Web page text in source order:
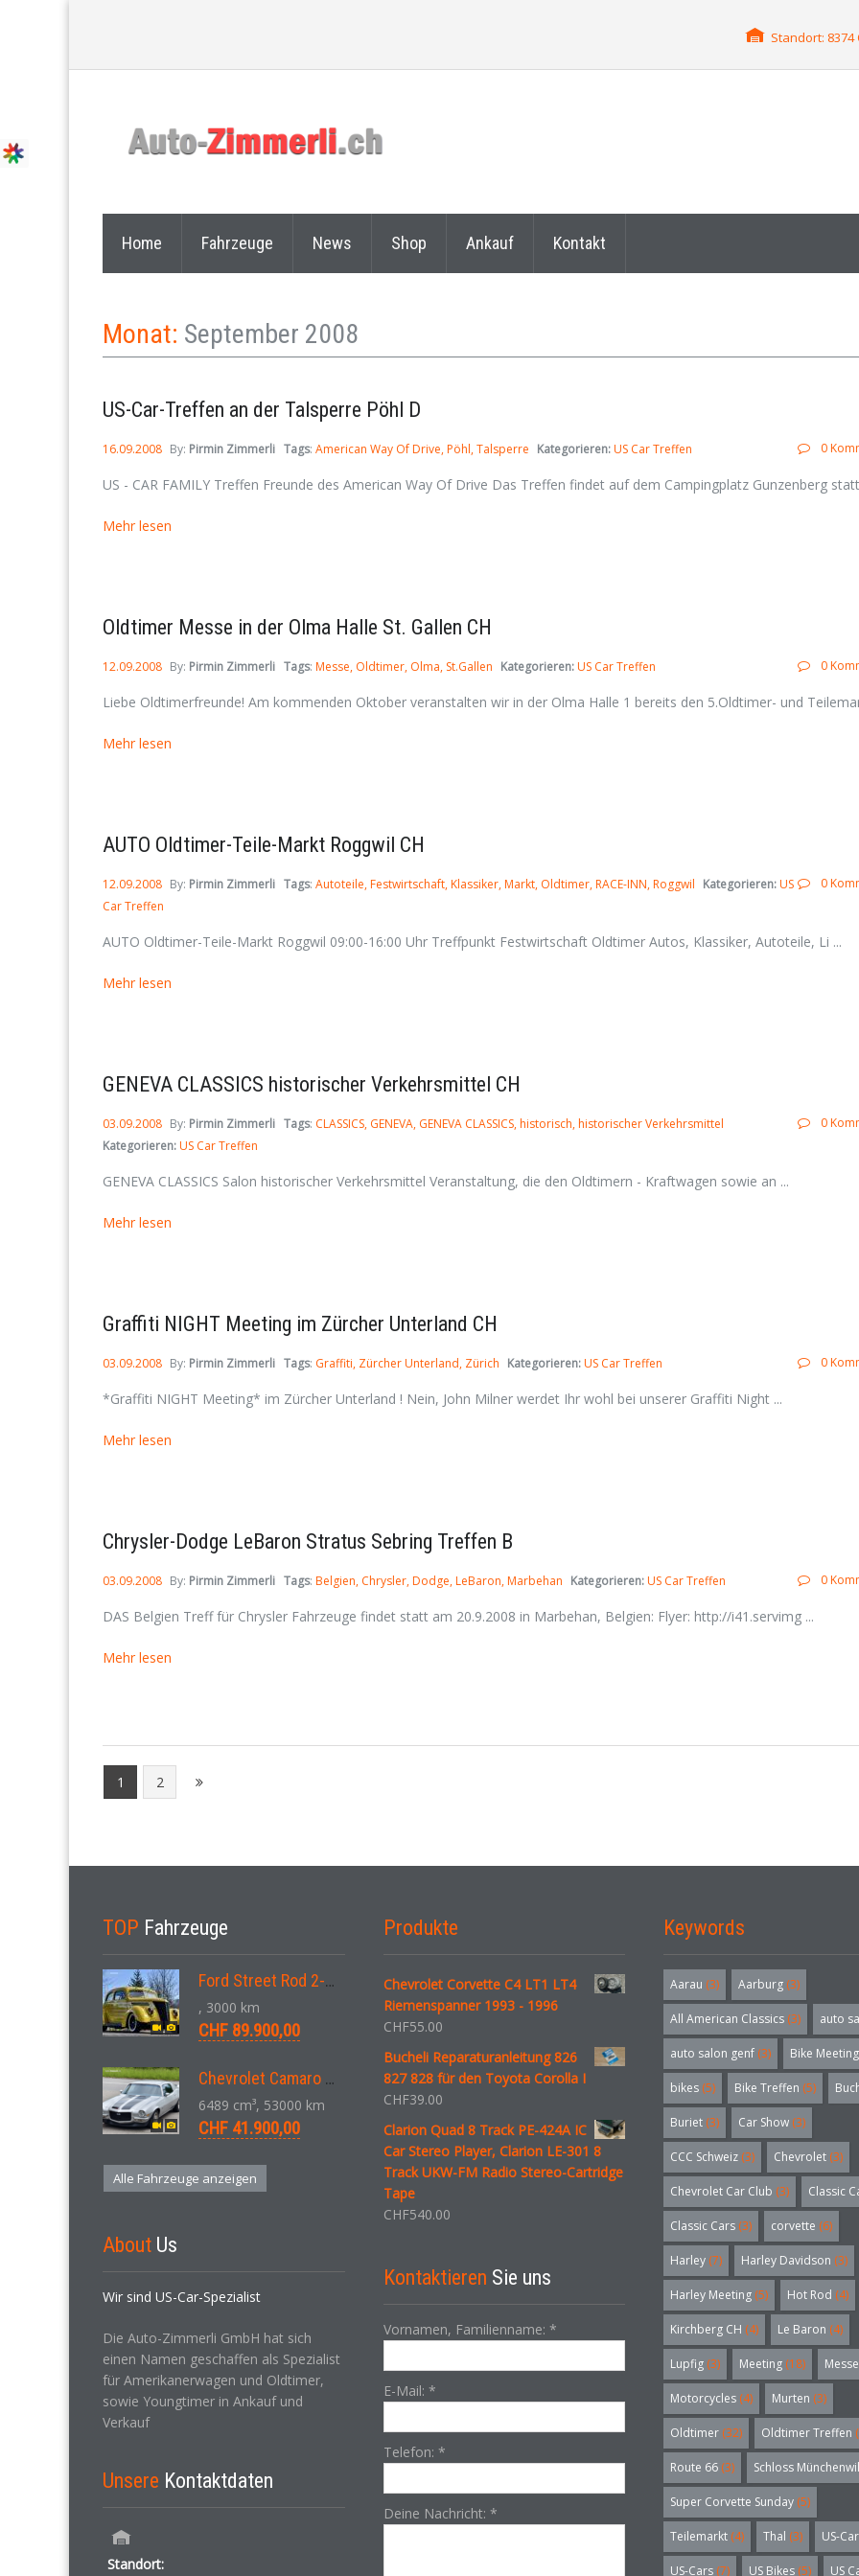
Standort:
Home Fahrzeuge News Shop Ankauf Kontakt
Monat: September 2008
US-Car-Treffen an der Talsperre Pöhl D
0
16.09.2008 By: Pirmin Zimmerli Tags: American Way Of Drive Pöhl Talsperre Kategorieren:US Car Treffen
US - CAR FAMILY Treffen Freunde des American Way Of Drive Das Treffen findet auf dem Campingplatz Gunzenberg
Mehr lesen
Oldtimer Messe in der Olma Halle St. Gallen CH
0
12.09.2008 By: Pirmin Zimmerli Tags: Messe Oldtimer Olma St.Gallen Kategorieren:US Car Treffen
Liebe Oldtimerfreunde! Am kommenden Oktober veranstalten wir in der Olma Halle 1 bereits den 5.Oldtimer- und
Mehr lesen
AUTO Oldtimer-Teile-Markt Roggwil CH
0
12.09.2008 By: Pirmin Zimmerli Tags: Autoteile Festwirtschaft Klassiker Markt Oldtimer RACE-INN Roggwil Kategorieren:US
Car Treffen
AUTO Oldtimer-Teile-Markt Roggwil 09:00-16:00 Uhr Treffpunkt Festwirtschaft Oldtimer Autos, Klassiker, Autoteile, Li ...
Mehr lesen
GENEVA CLASSICS historischer Verkehrsmittel CH
0
03.09.2008 By: Pirmin Zimmerli Tags: CLASSICS GENEVA GENEVA CLASSICS historisch historischer Verkehrsmittel
Kategorieren:US Car Treffen
GENEVA CLASSICS Salon historischer Verkehrsmittel Veranstaltung, die den Oldtimern - Kraftwagen sowie an ...
Mehr lesen
Graffiti NIGHT Meeting im Zürcher Unterland CH
0
03.09.2008 By: Pirmin Zimmerli Tags: Graffiti Zürcher Unterland Zürich Kategorieren:US Car Treffen
*Graffiti NIGHT Meeting* im Zürcher Unterland ! Nein, John Milner werdet Ihr wohl bei unserer Graffiti Night ...
Mehr lesen
Chrysler-Dodge LeBaron Stratus Sebring Treffen B
0
03.09.2008 By: Pirmin Zimmerli Tags: Belgien Chrysler Dodge LeBaron Marbehan Kategorieren:US Car Treffen
DAS Belgien Treff für Chrysler Fahrzeuge findet statt am 20.9.2008 in Marbehan, Belgien: Flyer: http://i41.servimg ...
Mehr lesen
1 2
TOP Fahrzeuge
Ford Street Rod 2-Door V8 Aut. 1937
, 3000 km
CHF 89.900,00
Chevrolet Camaro SS 396 LS3 Coupe Aut. 1971
6489 cm³, 53000 km
CHF 41.900,00
Alle Fahrzeuge anzeigen
About Us
Wir sind US-Car-Spezialist
Die Auto-Zimmerli GmbH hat sich
einen Namen geschaffen als Spezialist
für Amerikanerwagen und Oldtimer,
sowie Youngtimer in Ankauf und
Verkauf
Unsere Kontaktdaten
Standort:
Produkte
Chevrolet Corvette C4 LT1 LT4
Riemenspanner 1993 - 1996
CHF55.00
Bucheli Reparaturanleitung 826
827 828 für den Toyota Corolla I
CHF39.00
Clarion Quad 8 Track PE-424A IC
Car Stereo Player, Clarion LE-301 8
Track UKW-FM Radio Stereo-Cartridge
Tape
CHF540.00
Kontaktieren Sie uns
Vornamen, Familienname: *
E-Mail: *
Telefon: *
Deine Nachricht: *
Keywords
Aarau (3) Aarburg (3)
All American Classics (3) auto
auto salon genf (3) Bike Meeting
bikes (5) Bike Treffen (5)
Buriet (3) Car Show (3)
CCC Schweiz (3) Chevrolet (3)
Chevrolet Car Club (3) Classic
Classic Cars (3) corvette (6)
Harley (7) Harley Davidson (3)
Harley Meeting (5) Hot Rod (4)
Kirchberg CH (4) Le Baron (4)
Lupfig (3) Meeting (18) Messe
Motorcycles (4) Murten (3)
Oldtimer (32) Oldtimer Treffen
Route 66 (3) Schloss
Super Corvette Sunday (5)
Teilemarkt (4) Thal (3) US-Car
US-Cars (7) US Bikes (5) US